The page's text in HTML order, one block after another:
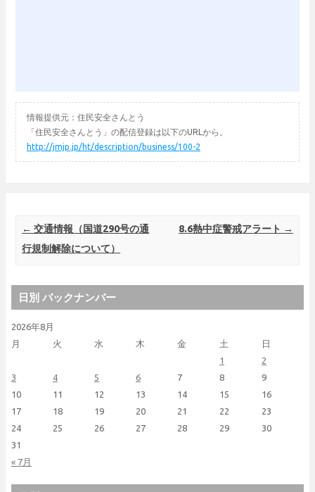
情報提供元：住民安全さんとう
「住民安全さんとう」の配信登録は以下のURLから。
http://jmjp.jp/ht/description/business/100-2
Post navigation
← 交通情報（国道290号の通
行規制解除について）
8.6熱中症警戒アラート →
日別 バックナンバー
2026年8月
月
火 水 木 金 土 日
« 7月
1
2
3
4 5 6 7 8
9
10
11 12 13 14 15
16
17
18 19 20 21 22
23
24
25 26 27 28 29
30
31